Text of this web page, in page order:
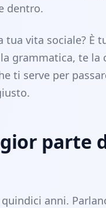
dentro.
tua vita sociale? È
grammatica, te la
ti serve per
parte
anni.